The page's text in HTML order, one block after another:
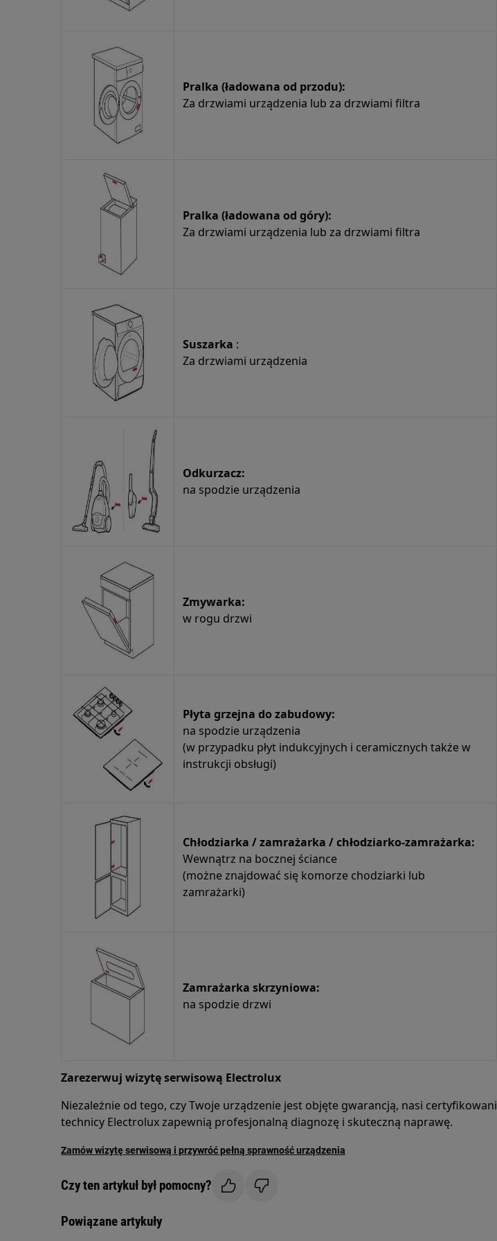
Pralka (ładowana od przodu):
Za drzwiami urządzenia lub za drzwiami filtra
Pralka (ładowana od góry):
Za drzwiami urządzenia lub za drzwiami filtra
Suszarka :
Za drzwiami urządzenia
Odkurzacz:
na spodzie urządzenia
Zmywarka:
w rogu drzwi
Płyta grzejna do zabudowy:
na spodzie urządzenia
(w przypadku płyt indukcyjnych i ceramicznych także w
instrukcji obsługi)
Chłodziarka / zamrażarka / chłodziarko-zamrażarka:
Wewnątrz na bocznej ściance
(możne znajdować się komorze chodziarki lub
zamrażarki)
Zamrażarka skrzyniowa:
na spodzie drzwi
Zarezerwuj wizytę serwisową Electrolux
Niezależnie od tego, czy Twoje urządzenie jest objęte gwarancją, nasi certyfikowani
technicy Electrolux zapewnią profesjonalną diagnozę i skuteczną naprawę.
Zamów wizytę serwisową i przywróć pełną sprawność urządzenia
Czy ten artykuł był pomocny?
Powiązane artykuły